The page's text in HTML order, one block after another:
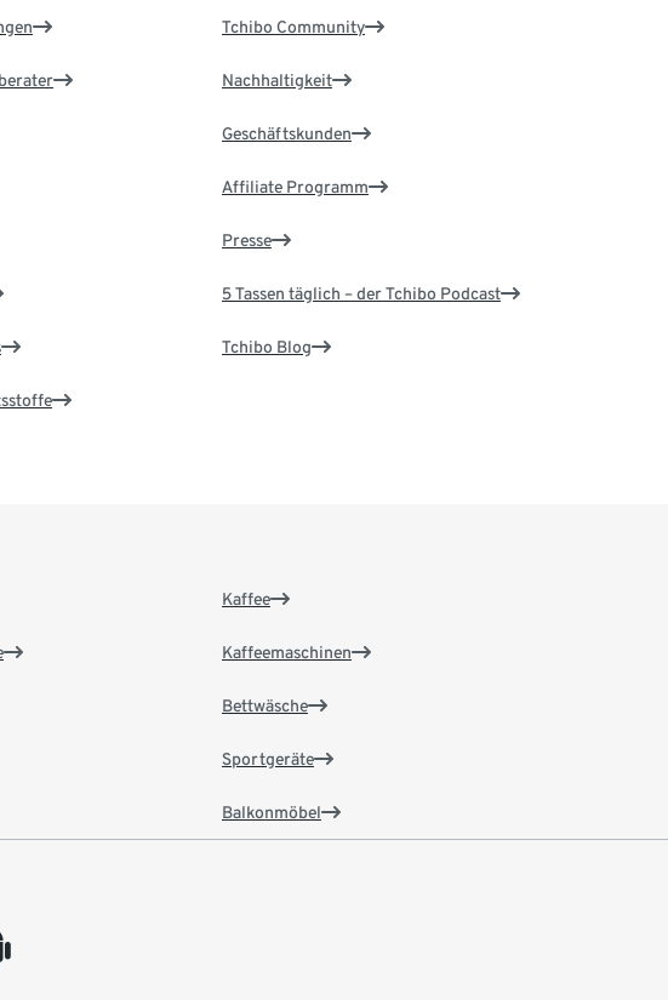
Tchibo Community
Nachhaltigkeit
Geschäftskunden
Affiliate Programm
Presse
5 Tassen täglich – der Tchibo Podcast
Tchibo Blog
Kaffee
Kaffeemaschinen
Bettwäsche
Sportgeräte
Balkonmöbel